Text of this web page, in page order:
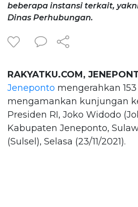
beberapa instansi terkait,
Dinas Perhubungan.
RAKYATKU.COM,
Jeneponto mengerahkan
mengamankan kunjungan
Presiden RI, Joko Widodo
Kabupaten Jeneponto,
(Sulsel), Selasa (23/11/2021).